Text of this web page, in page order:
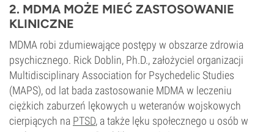
2. MDMA MOŻE MIEĆ ZASTOSOWANIE
KLINICZNE
MDMA robi zdumiewające postępy w obszarze zdrowia
psychicznego. Rick Doblin, Ph.D., założyciel organizacji
Multidisciplinary Association for Psychedelic Studies
(MAPS), od lat bada zastosowanie MDMA w leczeniu
ciężkich zaburzeń lękowych u weteranów wojskowych
cierpiących na PTSD, a także lęku społecznego u osób w